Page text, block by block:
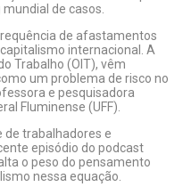
de casos.
de afastamentos
internacional. A
Trabalho (OIT), vêm
um problema de risco no
e pesquisadora
Fluminense (UFF).
de trabalhadores e
episódio do podcast
o peso do pensamento
nessa equação.